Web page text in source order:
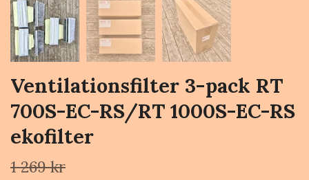
Ventilationsfilter 3-pack RT
700S-EC-RS/RT 1000S-EC-RS
ekofilter
1 269 kr